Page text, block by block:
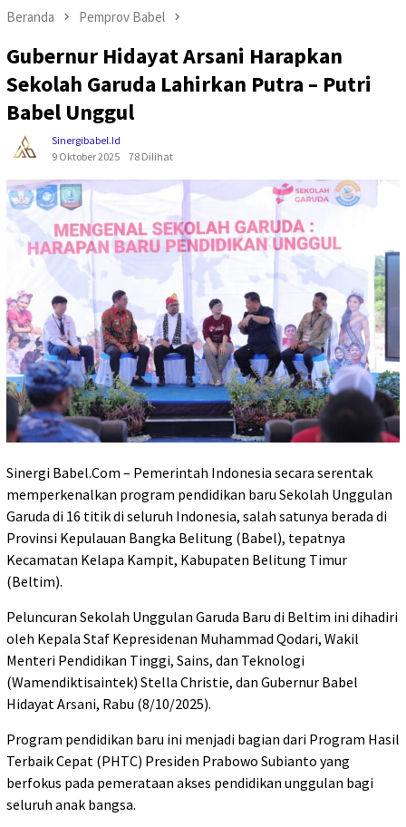
Beranda Pemprov Babel
Gubernur Hidayat Arsani Harapkan
Sekolah Garuda Lahirkan Putra – Putri
Babel Unggul
Sinergibabel.id
9 Oktober 2025
78 Dilihat
Sinergi Babel.Com – Pemerintah Indonesia secara serentak
memperkenalkan program pendidikan baru Sekolah Unggulan
Garuda di 16 titik di seluruh Indonesia, salah satunya berada di
Provinsi Kepulauan Bangka Belitung (Babel), tepatnya
Kecamatan Kelapa Kampit, Kabupaten Belitung Timur
(Beltim).
Peluncuran Sekolah Unggulan Garuda Baru di Beltim ini dihadiri
oleh Kepala Staf Kepresidenan Muhammad Qodari, Wakil
Menteri Pendidikan Tinggi, Sains, dan Teknologi
(Wamendiktisaintek) Stella Christie, dan Gubernur Babel
Hidayat Arsani, Rabu (8/10/2025).
Program pendidikan baru ini menjadi bagian dari Program Hasil
Terbaik Cepat (PHTC) Presiden Prabowo Subianto yang
berfokus pada pemerataan akses pendidikan unggulan bagi
seluruh anak bangsa.